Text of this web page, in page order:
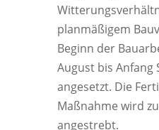
planmäßigem
Beginn der
August bis Anfang
angesetzt. Die
Maßnahme wird
angestrebt.